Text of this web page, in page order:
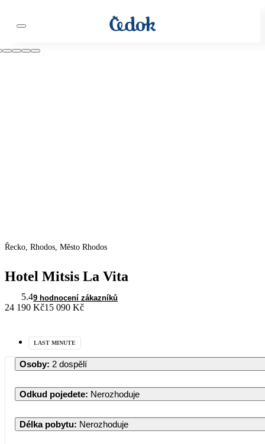
Řecko, Rhodos, Město Rhodos
Hotel Mitsis La Vita
5.49 hodnocení zákazníků
24 190 Kč15 090 Kč
LAST MINUTE
Osoby: 2 dospělí
Odkud pojedete: Nerozhoduje
Délka pobytu: Nerozhoduje